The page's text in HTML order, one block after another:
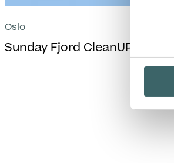
Oslo
Sunday Fjord CleanUP